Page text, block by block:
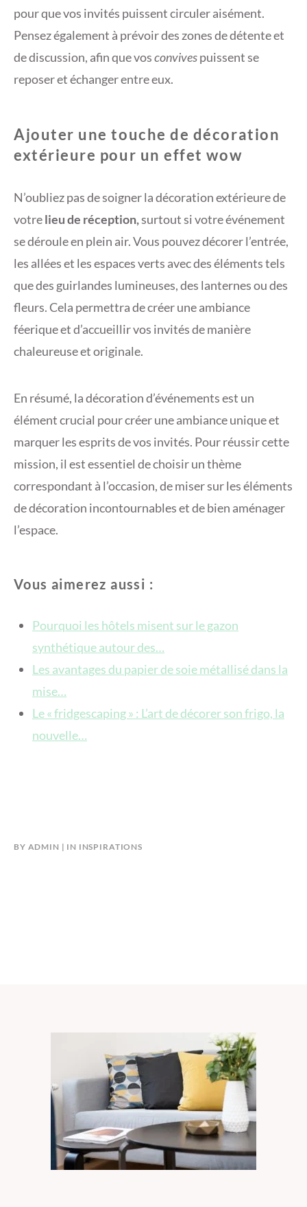
pour que vos invités puissent circuler aisément.
Pensez également à prévoir des zones de détente et
de discussion, afin que vosconvivespuissent se
reposer et échanger entre eux.
Ajouter une touche de décoration
extérieure pour un effet wow
N’oubliez pas de soigner la décoration extérieure de
votrelieu de réception,surtout si votre événement
se déroule en plein air. Vous pouvez décorer l’entrée,
les allées et les espaces verts avec des éléments tels
que des guirlandes lumineuses, des lanternes ou des
fleurs. Cela permettra de créer une ambiance
féerique et d’accueillir vos invités de manière
chaleureuse et originale.
En résumé, la décoration d’événements est un
élément crucial pour créer une ambiance unique et
marquer les esprits de vos invités. Pour réussir cette
mission, il est essentiel de choisir un thème
correspondant à l’occasion, de miser sur les éléments
de décoration incontournables et de bien aménager
l’espace.
Vous aimerez aussi :
Pourquoi les hôtels misent sur le gazon
synthétique autour des…
Les avantages du papier de soie métallisé dans la
mise…
Le « fridgescaping » : L’art de décorer son frigo, la
nouvelle…
BY ADMIN IN INSPIRATIONS